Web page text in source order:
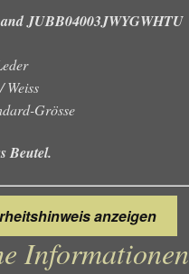
JUBB04003JWYGWHTU
Weiss
Grösse
Beutel.
anzeigen
Informationen